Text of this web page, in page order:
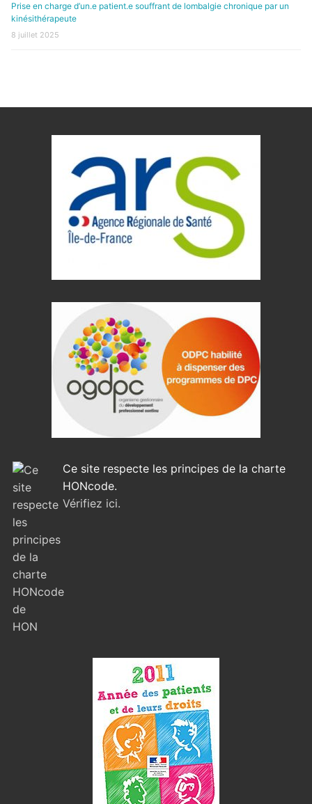
Prise en charge d’un.e patient.e souffrant de lombalgie chronique par un
kinésithérapeute
8 juillet 2025
Ce site respecte les principes de la charte
HONcode.
Vérifiez ici.